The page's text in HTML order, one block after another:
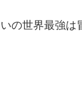
の世界最強